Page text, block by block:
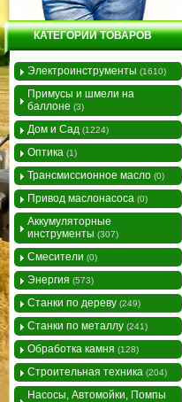
КАТЕГОРИИ ТОВАРОВ
Электроинструменты (1610)
Примусы и шмели на
баллоне (3)
Дом и Сад (1224)
Оптика (1)
Трансмиссионное масло (0)
Привод маслонасоса (0)
Аккумуляторные
инструменты (307)
Смесители (0)
Энергия (573)
Станки по дереву (249)
Станки по металлу (241)
Обработка камня (128)
Строительная техника (204)
Насосы, Автомойки, Помпы